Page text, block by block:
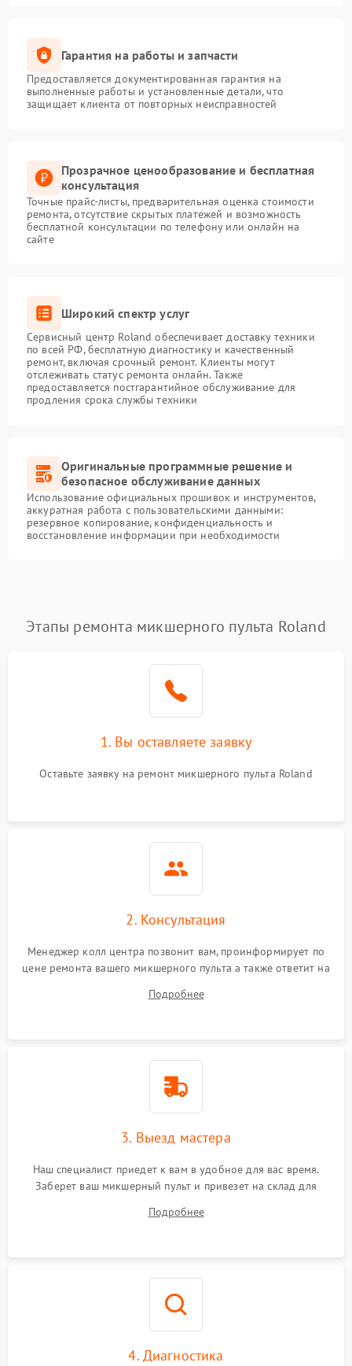
Гарантия на работы и запчасти
Предоставляется документированная гарантия на
выполненные работы и установленные детали, что
защищает клиента от повторных неисправностей
Прозрачное ценообразование и бесплатная
консультация
Точные прайс-листы, предварительная оценка стоимости
ремонта, отсутствие скрытых платежей и возможность
бесплатной консультации по телефону или онлайн на
сайте
Широкий спектр услуг
Сервисный центр Roland обеспечивает доставку техники
по всей РФ, бесплатную диагностику и качественный
ремонт, включая срочный ремонт. Клиенты могут
отслеживать статус ремонта онлайн. Также
предоставляется постгарантийное обслуживание для
продления срока службы техники
Оригинальные программные решение и
безопасное обслуживание данных
Использование официальных прошивок и инструментов,
аккуратная работа с пользовательскими данными:
резервное копирование, конфиденциальность и
восстановление информации при необходимости
Этапы ремонта микшерного пульта Roland
1. Вы оставляете заявку
Оставьте заявку на ремонт микшерного пульта Roland
2. Консультация
Менеджер колл центра позвонит вам, проинформирует по
цене ремонта вашего микшерного пульта а также ответит на
Подробнее
3. Выезд мастера
Наш специалист приедет к вам в удобное для вас время.
Заберет ваш микшерный пульт и привезет на склад для
Подробнее
4. Диагностика